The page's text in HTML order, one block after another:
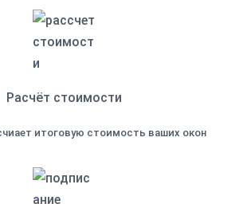
Расчёт стоимости
итоговую стоимость ваших окон